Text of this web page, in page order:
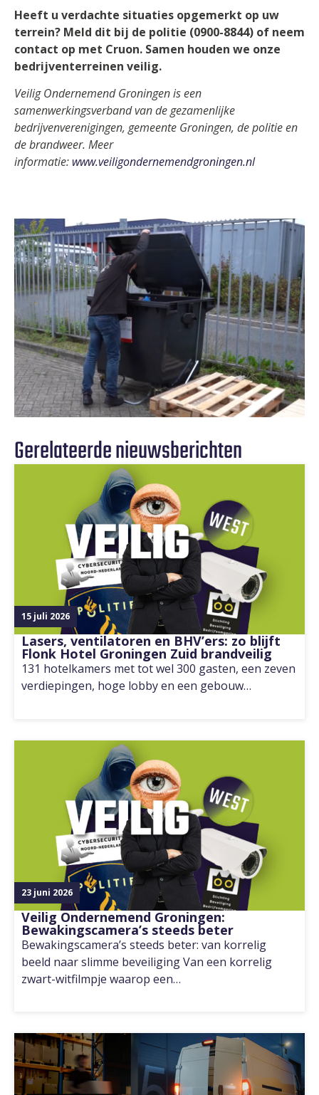
Heeft u verdachte situaties opgemerkt op uw
terrein? Meld dit bij de politie (0900-8844) of neem
contact op met Cruon. Samen houden we onze
bedrijventerreinen veilig.
Veilig Ondernemend Groningen is een
samenwerkingsverband van de gezamenlijke
bedrijvenverenigingen, gemeente Groningen, de politie en
de brandweer. Meer
informatie: www.veiligondernemendgroningen.nl
Gerelateerde nieuwsberichten
15 juli 2026
Lasers, ventilatoren en BHV’ers: zo blijft
Flonk Hotel Groningen Zuid brandveilig
131 hotelkamers met tot wel 300 gasten, een zeven
verdiepingen, hoge lobby en een gebouw…
23 juni 2026
Veilig Ondernemend Groningen:
Bewakingscamera’s steeds beter
Bewakingscamera’s steeds beter: van korrelig
beeld naar slimme beveiliging Van een korrelig
zwart-witfilmpje waarop een…